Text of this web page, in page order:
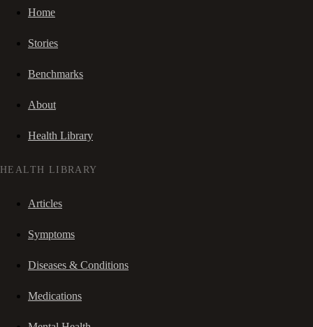
Home
Stories
Benchmarks
About
Health Library
HEALTH LIBRARY
Articles
Symptoms
Diseases & Conditions
Medications